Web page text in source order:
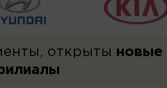
открыты новые